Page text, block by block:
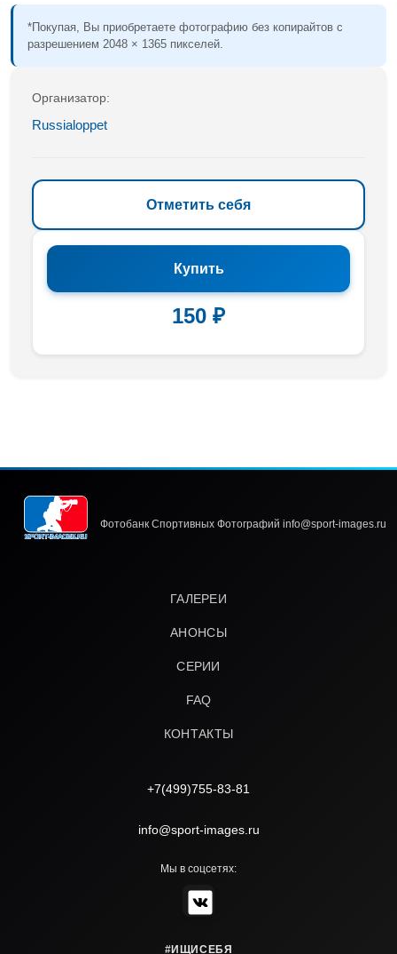
*Покупая, Вы приобретаете фотографию без копирайтов с
разрешением 2048 × 1365 пикселей.
Организатор:
Russialoppet
Отметить себя
Купить
150 ₽
Фотобанк Спортивных Фотографий info@sport-images.ru
ГАЛЕРЕИ
АНОНСЫ
СЕРИИ
FAQ
КОНТАКТЫ
+7(499)755-83-81
info@sport-images.ru
Мы в соцсетях:
#ИЩИСЕБЯ